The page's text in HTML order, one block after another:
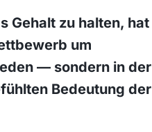
Gehalt zu halten, hat
um
— sondern in der
Bedeutung der